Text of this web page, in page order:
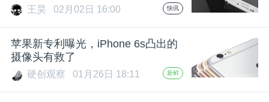
王昊 02月02日 16:00 快讯
苹果新专利曝光，iPhone 6s凸出的
摄像头有救了
硬创观察 01月26日 18:11 新鲜